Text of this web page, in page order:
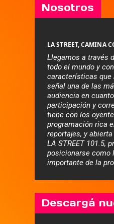
Nosotros
LA STREET, CAMINA
Llegamos a través
todo el mundo y
características que
señal una de las
audiencia en
participación y
tiene con los
programación rica
reportajes, y
LA STREET 101.5,
posicionarse como
importante de la
Descargá